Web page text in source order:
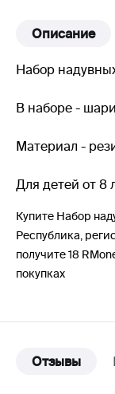
Описание
Набор
В наборе -
Материал -
Для детей от 8
Купите Набор
Республика,
получите 18
покупках
Отзывы